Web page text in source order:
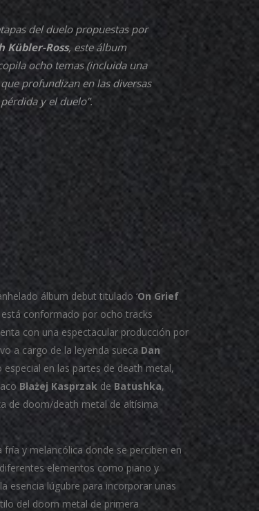
del duelo propuestas por
Kübler-Ross, este álbum
ocho temas (incluida una
profundizan en las diversas
y el duelo”.
álbum debut titulado ‘On Grief
está conformado por ocho tracks
con una espectacular producción por
a cargo de la leyenda sueca Dan
en las partes de death metal,
Błażej Kasprzak de Batushka,
de doom/death metal de altísima
y melancólica donde se perciben en
elementos como piano y
esencia lúgubre para incorporar unas
del doom metal de primera